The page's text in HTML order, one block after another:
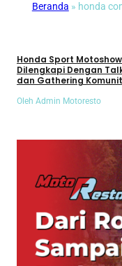
Beranda » honda
Honda Sport Motoshow
Dilengkapi Dengan
dan Gathering
Oleh Admin Motoresto